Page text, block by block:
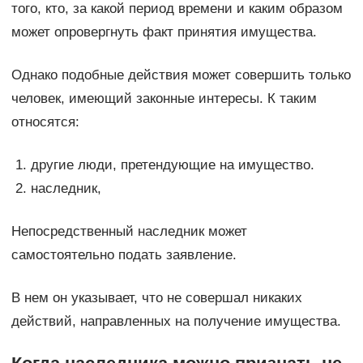
того, кто, за какой период времени и каким образом
может опровергнуть факт принятия имущества.
Однако подобные действия может совершить только
человек, имеющий законные интересы. К таким
относятся:
другие люди, претендующие на имущество.
наследник,
Непосредственный наследник может
самостоятельно подать заявление.
В нем он указывает, что не совершал никаких
действий, направленных на получение имущества.